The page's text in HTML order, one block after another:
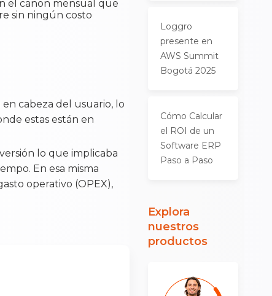
el canon mensual que
sin ningún costo
cabeza del usuario, lo
estas están en
lo que implicaba
En esa misma
operativo (OPEX),
Loggro
presente en
AWS Summit
Bogotá 2025
Cómo Calcular
el ROI de un
Software ERP
Paso a Paso
Explora
nuestros
productos